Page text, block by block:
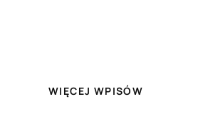
WIĘCEJ WPISÓW